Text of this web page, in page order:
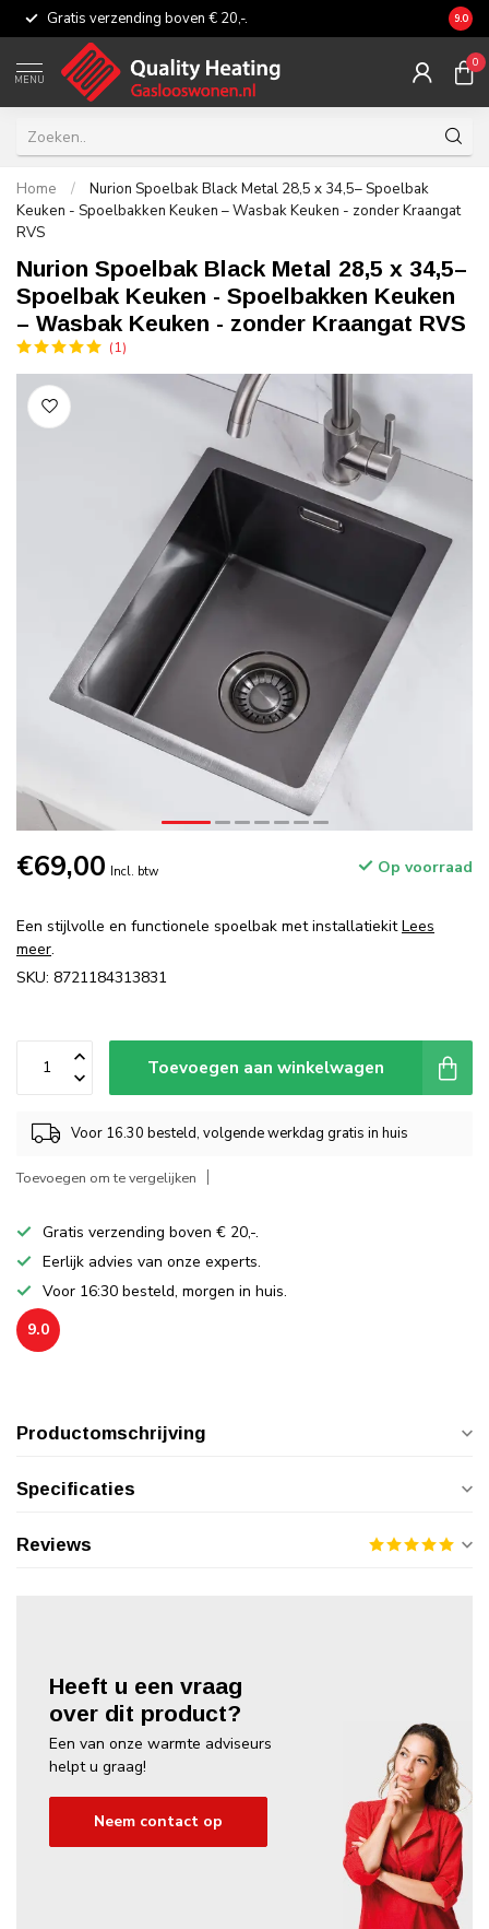
Gratis verzending boven € 20,-. 9.0
MENU
0
Home /
Nurion Spoelbak Black Metal 28,5 x 34,5– Spoelbak
Keuken - Spoelbakken Keuken – Wasbak Keuken - zonder Kraangat
RVS
Nurion Spoelbak Black Metal 28,5 x 34,5–
Spoelbak Keuken - Spoelbakken Keuken
– Wasbak Keuken - zonder Kraangat RVS
(1)
€69,00 Incl. btw Op voorraad
Een stijlvolle en functionele spoelbak met installatiekitLees
meer.
SKU: 8721184313831
Toevoegen aan winkelwagen
Voor 16.30 besteld, volgende werkdag gratis in huis
Toevoegen om te vergelijken
Gratis verzending boven € 20,-.
Eerlijk advies van onze experts.
Voor 16:30 besteld, morgen in huis.
9.0
Productomschrijving
Specificaties
Reviews
Heeft u een vraag
over dit product?
Een van onze warmte adviseurs
helpt u graag!
Neem contact op